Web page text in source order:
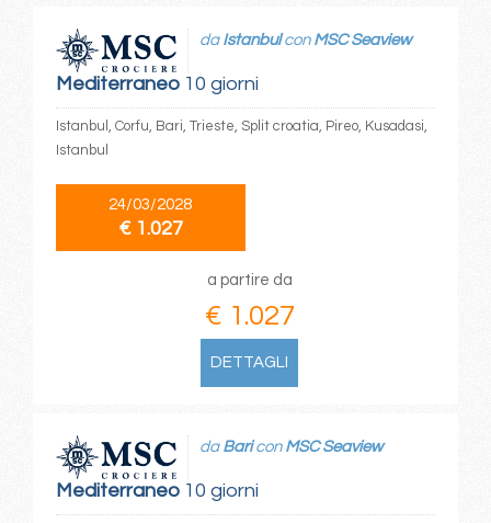
Mediterraneo10 giorni
da Istanbulcon MSC Seaview
Istanbul, Corfu, Bari, Trieste, Split croatia, Pireo, Kusadasi,
Istanbul
24/03/2028
€ 1.027
a partire da
€ 1.027
DETTAGLI
Mediterraneo10 giorni
da Baricon MSC Seaview